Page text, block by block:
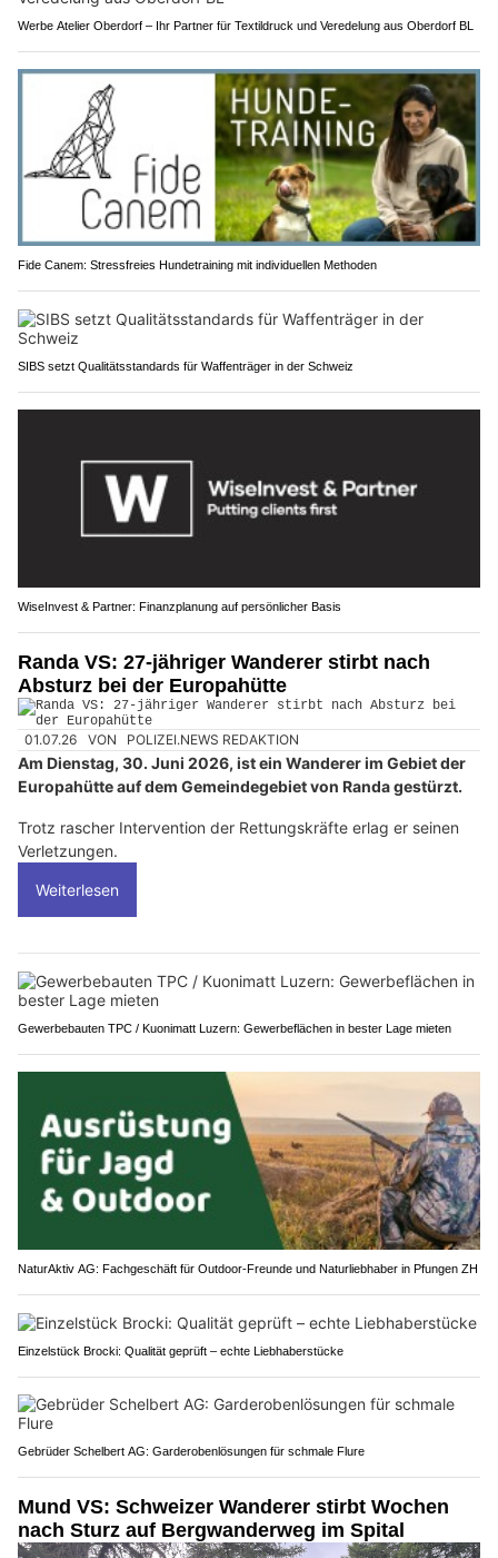
Werbe Atelier Oberdorf – Ihr Partner für Textildruck und Veredelung aus Oberdorf BL
Fide Canem: Stressfreies Hundetraining mit individuellen Methoden
SIBS setzt Qualitätsstandards für Waffenträger in der Schweiz
WiseInvest & Partner: Finanzplanung auf persönlicher Basis
Randa VS: 27-jähriger Wanderer stirbt nach
Absturz bei der Europahütte
01.07.26 VON POLIZEI.NEWS REDAKTION
Am Dienstag, 30. Juni 2026, ist ein Wanderer im Gebiet der
Europahütte auf dem Gemeindegebiet von Randa gestürzt.
Trotz rascher Intervention der Rettungskräfte erlag er seinen
Verletzungen.
Weiterlesen
Gewerbebauten TPC / Kuonimatt Luzern: Gewerbeflächen in bester Lage mieten
NaturAktiv AG: Fachgeschäft für Outdoor-Freunde und Naturliebhaber in Pfungen ZH
Einzelstück Brocki: Qualität geprüft – echte Liebhaberstücke
Gebrüder Schelbert AG: Garderobenlösungen für schmale Flure
Mund VS: Schweizer Wanderer stirbt Wochen
nach Sturz auf Bergwanderweg im Spital